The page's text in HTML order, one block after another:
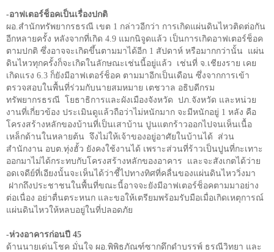
-อาฟเตอร์ช็อคเป็นเรื่องปกติ
ผอ.สำนักทรัพยากรธรณี เขต 1 กล่าวอีกว่า การเกิดแผ่นดินไหวติดต่อกัน
อีกหลายครั้ง หลังจากที่เกิด 4.9 แมกนิจูดแล้ว เป็นการเกิดอาฟเตอร์ช็อค
ตามปกติ ซึ่งอาจจะเกิดขึ้นตามมาได้อีก 1 สัปดาห์ หรือมากกว่านั้น
แผ่น
ดินไหวทุกครั้งก็จะเกิดในลักษณะเช่นนี้อยู่แล้ว
เช่นที่ จ.เชียงราย เคย
เกิดแรง 6.3 ก็ยังมีอาฟเตอร์ช็อค ตามมาอีกเป็นเดือน ซึ่งจากการเข้า
ตรวจสอบในพื้นที่ร่วมกับนายสมหมาย เตชวาล อธิบดีกรม
ทรัพยากรธรณี
โยธาธิการและผังเมืองจังหวัด ปภ.จังหวัด และหน่วย
งานที่เกี่ยวข้อง ประเมินดูแล้วถือว่าไม่หนักมาก จะมีหนักอยู่ 1 หลัง คือ
โครงสร้างหลักของบ้านที่เป็นเสาบ้าน ปูนแตกร้าวออกไปจนเห็นเนื้อ
เหล็กด้านในหลายต้น จึงไม่ให้เจ้าของอยู่อาศัยในบ้านได้
ส่วน
สำนักงาน อบต.ทุ่งฮั้ว ยังคงใช้งานได้ เพราะส่วนที่ร้าวเป็นปูนที่กะเทาะ
ออกมาไม่ได้กระทบกับโครงสร้างหลักของอาคาร
และจะสังเกตได้ว่าย
อดเจดีย์ที่เอียงนั้นจะเห็นได้ว่าชี้ไปทางทิศที่คลื่นของแผ่นดินไหววิ่งมา
ฝากถึงประชาชนในพื้นที่ขณะนี้อาจจะยังมีอาฟเตอร์ช็อคตามมาอย่าง
ต่อเนื่อง อย่าตื่นตระหนก และขอให้เตรียมพร้อมรับมือเมื่อเกิดเหตุการณ์
แผ่นดินไหวให้หลบอยู่ในที่ปลอดภัย
-ห่วงอาคารก่อนปี 45
ด้านนายเด่นโชค มั่นใจ ผอ.พิพิธภัณฑ์ซากดึกดำบรรพ์ ธรณีวิทยา และ